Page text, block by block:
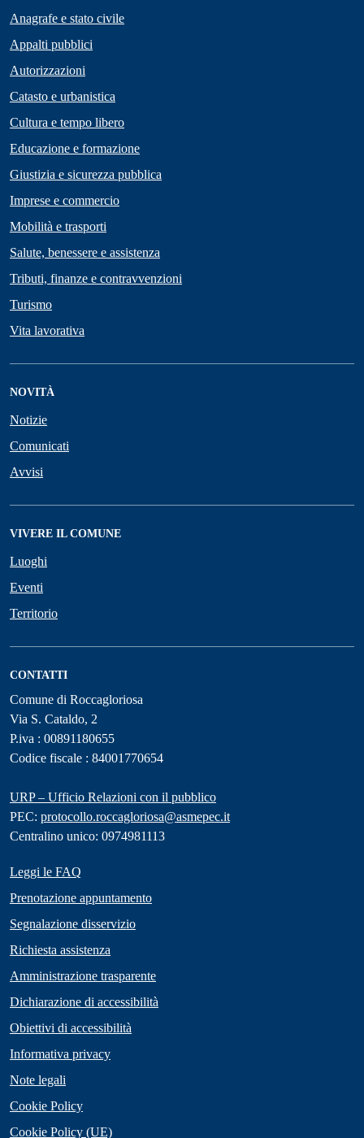
Anagrafe e stato civile
Appalti pubblici
Autorizzazioni
Catasto e urbanistica
Cultura e tempo libero
Educazione e formazione
Giustizia e sicurezza pubblica
Imprese e commercio
Mobilità e trasporti
Salute, benessere e assistenza
Tributi, finanze e contravvenzioni
Turismo
Vita lavorativa
NOVITÀ
Notizie
Comunicati
Avvisi
VIVERE IL COMUNE
Luoghi
Eventi
Territorio
CONTATTI
Comune di Roccagloriosa
Via S. Cataldo, 2
P.iva : 00891180655
Codice fiscale : 84001770654
URP – Ufficio Relazioni con il pubblico
PEC: protocollo.roccagloriosa@asmepec.it
Centralino unico: 0974981113
Leggi le FAQ
Prenotazione appuntamento
Segnalazione disservizio
Richiesta assistenza
Amministrazione trasparente
Dichiarazione di accessibilità
Obiettivi di accessibilità
Informativa privacy
Note legali
Cookie Policy
Cookie Policy (UE)